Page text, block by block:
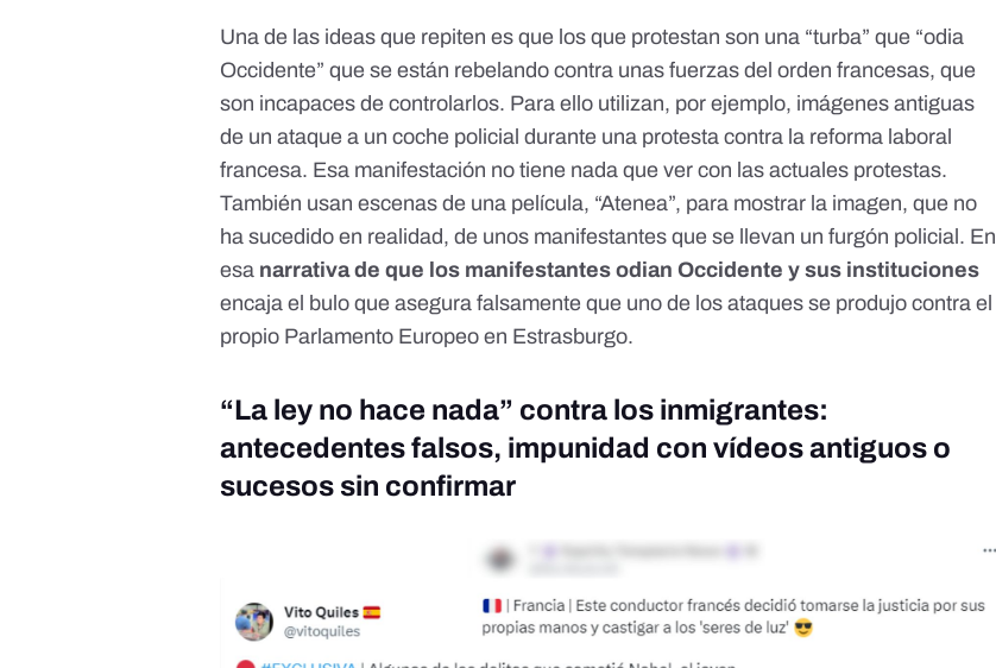
Una de las ideas que repiten es que los que protestan son una “turba” que “odia
Occidente”que se están rebelando contra unas fuerzas del orden francesas, que
son incapaces de controlarlos. Para ello utilizan, por ejemplo, imágenes antiguas
de un ataque a un coche policial durante una protesta contra la reforma laboral
francesa. Esa manifestación no tiene nada que ver con las actuales protestas.
También usan escenas de una película, “Atenea”, para mostrar la imagen, que no
ha sucedido en realidad, de unos manifestantes que se llevan un furgón policial. En
esa narrativa de que los manifestantes odian Occidente y sus instituciones
encaja el bulo que asegura falsamente que uno de los ataques se produjo contra el
propio Parlamento Europeo en Estrasburgo.
“La ley no hace nada” contra los inmigrantes:
antecedentes falsos, impunidad con vídeos antiguos o
sucesos sin confirmar